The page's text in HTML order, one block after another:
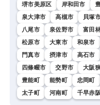
堺市美原区
岸和田市
泉大津市
高槻市 貝塚
八尾市
泉佐野市 富田
松原市
大東市 和泉市
門真市
摂津市 高石市
四條畷市
交野市 大阪
豊能町
能勢町 忠岡町
太子町
河南町 千早赤